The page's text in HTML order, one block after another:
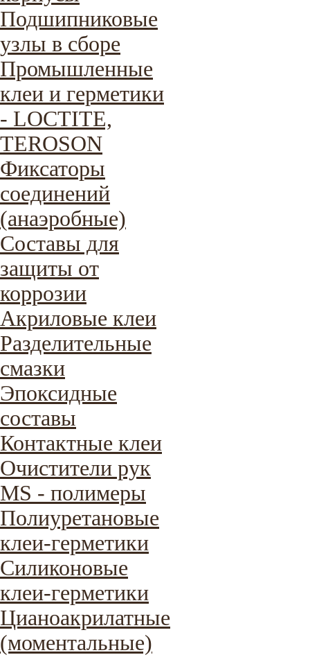
Подшипниковые
узлы в сборе
Промышленные
клеи и герметики
- LOCTITE,
TEROSON
Фиксаторы
соединений
(анаэробные)
Составы для
защиты от
коррозии
Акриловые клеи
Разделительные
смазки
Эпоксидные
составы
Контактные клеи
Очистители рук
MS - полимеры
Полиуретановые
клеи-герметики
Силиконовые
клеи-герметики
Цианоакрилатные
(моментальные)